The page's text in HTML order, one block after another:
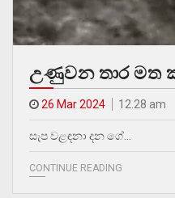
උණුවන තාර මත
26 Mar 2024 12.28 am
සැප වළඳනා දන ගේ…
CONTINUE READING